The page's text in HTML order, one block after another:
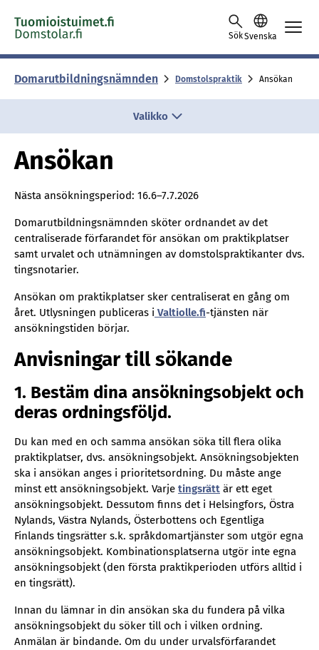
Hoppa till innehållet
SökSvenska
Domarutbildningsnämnden Domstolspraktik Ansökan
Valikko
Ansökan
Nästa ansökningsperiod: 16.6–7.7.2026
Domarutbildningsnämnden sköter ordnandet av det
centraliserade förfarandet för ansökan om praktikplatser
samt urvalet och utnämningen av domstolspraktikanter dvs.
tingsnotarier.
Ansökan om praktikplatser sker centraliserat en gång om
året. Utlysningen publiceras i Valtiolle.fi-tjänsten när
ansökningstiden börjar.
Anvisningar till sökande
1. Bestäm dina ansökningsobjekt och
deras ordningsföljd.
Du kan med en och samma ansökan söka till flera olika
praktikplatser, dvs. ansökningsobjekt. Ansökningsobjekten
ska i ansökan anges i prioritetsordning. Du måste ange
minst ett ansökningsobjekt. Varje tingsrätt är ett eget
ansökningsobjekt. Dessutom finns det i Helsingfors, Östra
Nylands, Västra Nylands, Österbottens och Egentliga
Finlands tingsrätter s.k. språkdomartjänster som utgör egna
ansökningsobjekt. Kombinationsplatserna utgör inte egna
ansökningsobjekt (den första praktikperioden utförs alltid i
en tingsrätt).
Innan du lämnar in din ansökan ska du fundera på vilka
ansökningsobjekt du söker till och i vilken ordning.
Anmälan är bindande. Om du under urvalsförfarandet